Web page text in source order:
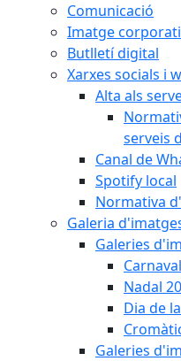
Comunicació
Imatge
Butlletí digital
Xarxes socials i
Alta als
serveis
Canal de
Spotify local
Normativa
Galeria
Galeries
Nadal
Dia de
Galeries